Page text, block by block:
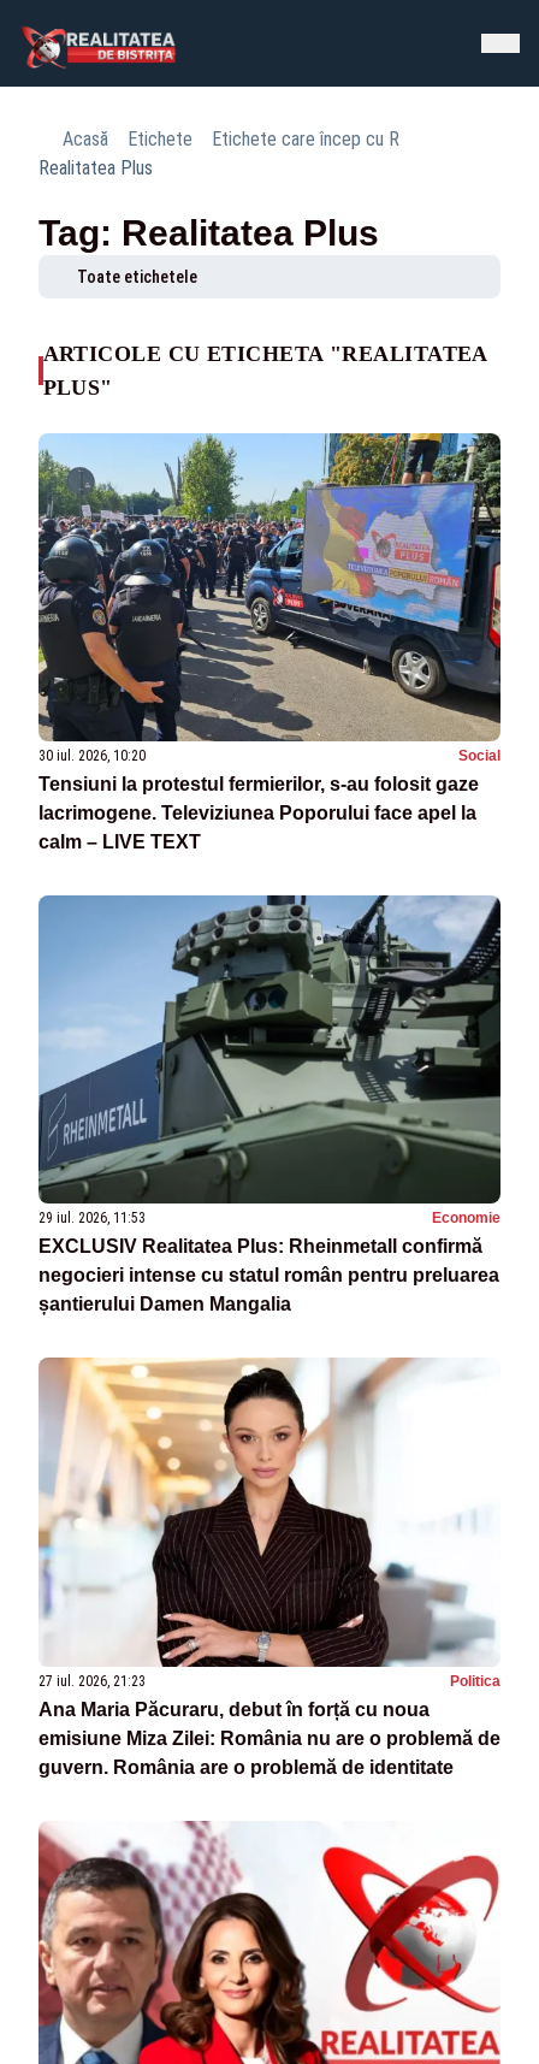
Acasă Etichete
Etichete care încep cu R
Realitatea Plus
Tag: Realitatea Plus
Toate etichetele
ARTICOLE CU ETICHETA "REALITATEA
PLUS"
30 iul. 2026, 10:20 Social
Tensiuni la protestul fermierilor, s-au folosit gaze
lacrimogene. Televiziunea Poporului face apel la
calm – LIVE TEXT
29 iul. 2026, 11:53 Economie
EXCLUSIV Realitatea Plus: Rheinmetall confirmă
negocieri intense cu statul român pentru preluarea
șantierului Damen Mangalia
27 iul. 2026, 21:23 Politica
Ana Maria Păcuraru, debut în forță cu noua
emisiune Miza Zilei: România nu are o problemă de
guvern. România are o problemă de identitate